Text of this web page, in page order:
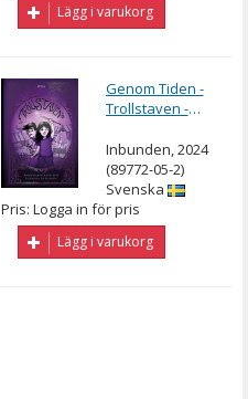
Lägg i varukorg
Genom Tiden -
Trollstaven -
Inbunden, 2024
(89772-05-2)
Svenska
Pris: Logga in för pris
Lägg i varukorg